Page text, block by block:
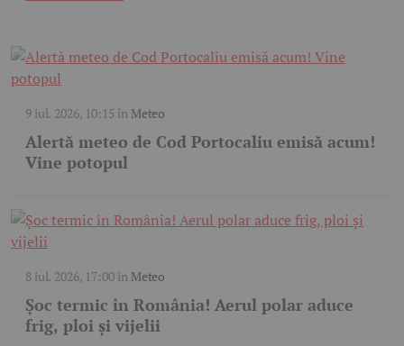
9 iul. 2026, 10:15 în Meteo
Alertă meteo de Cod Portocaliu emisă acum!
Vine potopul
8 iul. 2026, 17:00în Meteo
Șoc termic în România! Aerul polar aduce
frig, ploi și vijelii